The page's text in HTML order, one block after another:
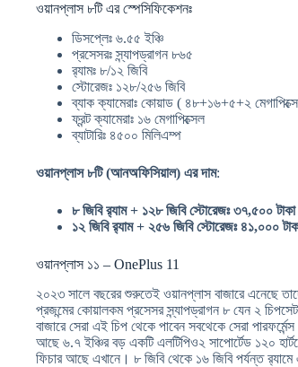
ওয়ানপ্লাস ৮টি এর স্পেসিফিকেশনঃ
ডিসপ্লেঃ ৬.৫৫ ইঞ্চি
প্রসেসরঃ স্ন্যাপড্রাগন ৮৬৫
র‍্যামঃ ৮/১২ জিবি
স্টোরেজঃ ১২৮/২৫৬ জিবি
ব্যাক ক্যামেরাঃ কোয়াড ( ৪৮+১৬+৫+২
ফ্রন্ট ক্যামেরাঃ ১৬ মেগাপিক্সেল
ব্যাটারিঃ ৪৫০০ মিলিএম্প
ওয়ানপ্লাস ৮টি (আনঅফিসিয়াল) এর দাম:
৮ জিবি র‍্যাম + ১২৮ জিবি স্টোরেজঃ ৩৭,৫০০ টাকা
১২ জিবি র‍্যাম + ২৫৬ জিবি স্টোরেজঃ ৪১,০০০
ওয়ানপ্লাস ১১ – OnePlus 11
২০২৩ সালে বছরের শুরুতেই ওয়ানপ্লাস বাজারে এনেছে
প্রজন্মের কোয়ালকম প্রসেসর স্ন্যাপড্রাগন ৮ যেন ২
বাজারে সেরা এই চিপ থেকে পাবেন সবথেকে সেরা
আছে ৬.৭ ইঞ্চির বড় একটি এলটিপিও২ সাপোর্টেড ১২০
ফিচার আছে এখানে। ৮ জিবি থেকে ১৬ জিবি পর্যন্ত